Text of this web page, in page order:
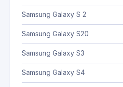
Samsung Galaxy S 2
Samsung Galaxy S20
Samsung Galaxy S3
Samsung Galaxy S4